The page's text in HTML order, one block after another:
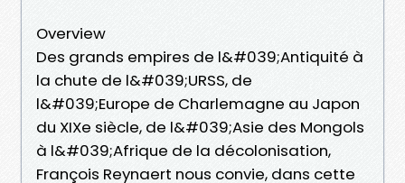
Overview
Des grands empires de l&#039;Antiquité à
la chute de l&#039;URSS, de
l&#039;Europe de Charlemagne au Japon
du XIXe siècle, de l&#039;Asie des Mongols
à l&#039;Afrique de la décolonisation,
François Reynaert nous convie, dans cette